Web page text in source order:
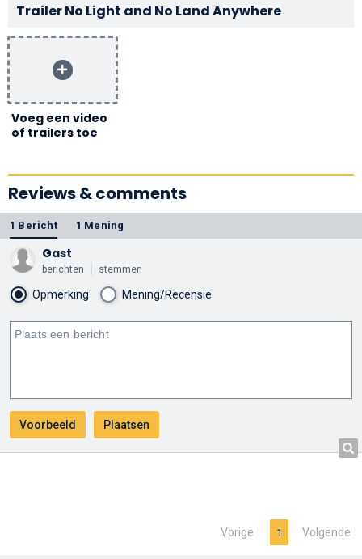
Trailer No Light and No Land Anywhere
Voeg een video
of trailers toe
Reviews & comments
1 Bericht 1 Mening
Gast
berichten stemmen
Opmerking Mening/Recensie
Vorige 1 Volgende